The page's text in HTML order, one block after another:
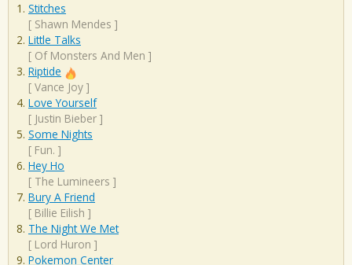
Stitches
[ Shawn Mendes ]
Little Talks
[ Of Monsters And Men ]
Riptide
[ Vance Joy ]
Love Yourself
[ Justin Bieber ]
Some Nights
[ Fun. ]
Hey Ho
[ The Lumineers ]
Bury A Friend
[ Billie Eilish ]
The Night We Met
[ Lord Huron ]
Pokemon Center